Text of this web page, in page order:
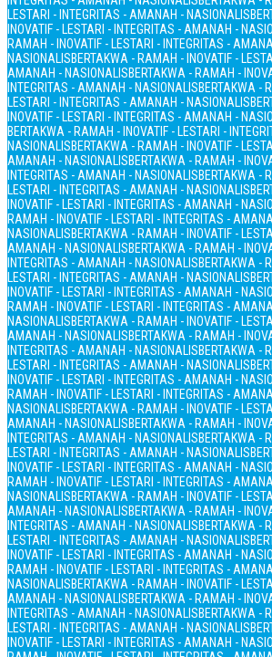
LESTARI - INTEGRITAS - AMANAH - NASIONALIS
INOVATIF - LESTARI - INTEGRITAS - AMANAH -
RAMAH - INOVATIF - LESTARI - INTEGRITAS -
NASIONALISBERTAKWA - RAMAH - INOVATIF -
AMANAH - NASIONALISBERTAKWA - RAMAH -
INTEGRITAS - AMANAH - NASIONALISBERTAKWA -
LESTARI - INTEGRITAS - AMANAH - NASIONALIS
INOVATIF - LESTARI - INTEGRITAS - AMANAH -
BERTAKWA - RAMAH - INOVATIF - LESTARI -
NASIONALISBERTAKWA - RAMAH - INOVATIF -
AMANAH - NASIONALISBERTAKWA - RAMAH -
INTEGRITAS - AMANAH - NASIONALISBERTAKWA -
LESTARI - INTEGRITAS - AMANAH - NASIONALIS
INOVATIF - LESTARI - INTEGRITAS - AMANAH -
RAMAH - INOVATIF - LESTARI - INTEGRITAS -
NASIONALISBERTAKWA - RAMAH - INOVATIF -
AMANAH - NASIONALISBERTAKWA - RAMAH -
INTEGRITAS - AMANAH - NASIONALISBERTAKWA -
LESTARI - INTEGRITAS - AMANAH - NASIONALIS
INOVATIF - LESTARI - INTEGRITAS - AMANAH -
RAMAH - INOVATIF - LESTARI - INTEGRITAS -
NASIONALISBERTAKWA - RAMAH - INOVATIF -
AMANAH - NASIONALISBERTAKWA - RAMAH -
INTEGRITAS - AMANAH - NASIONALISBERTAKWA -
LESTARI - INTEGRITAS - AMANAH - NASIONALIS
INOVATIF - LESTARI - INTEGRITAS - AMANAH -
RAMAH - INOVATIF - LESTARI - INTEGRITAS -
NASIONALISBERTAKWA - RAMAH - INOVATIF -
AMANAH - NASIONALISBERTAKWA - RAMAH -
INTEGRITAS - AMANAH - NASIONALISBERTAKWA -
LESTARI - INTEGRITAS - AMANAH - NASIONALIS
INOVATIF - LESTARI - INTEGRITAS - AMANAH -
RAMAH - INOVATIF - LESTARI - INTEGRITAS -
NASIONALISBERTAKWA - RAMAH - INOVATIF -
AMANAH - NASIONALISBERTAKWA - RAMAH -
INTEGRITAS - AMANAH - NASIONALISBERTAKWA -
LESTARI - INTEGRITAS - AMANAH - NASIONALIS
INOVATIF - LESTARI - INTEGRITAS - AMANAH -
RAMAH - INOVATIF - LESTARI - INTEGRITAS -
NASIONALISBERTAKWA - RAMAH - INOVATIF -
AMANAH - NASIONALISBERTAKWA - RAMAH -
INTEGRITAS - AMANAH - NASIONALISBERTAKWA -
LESTARI - INTEGRITAS - AMANAH - NASIONALIS
INOVATIF - LESTARI - INTEGRITAS - AMANAH -